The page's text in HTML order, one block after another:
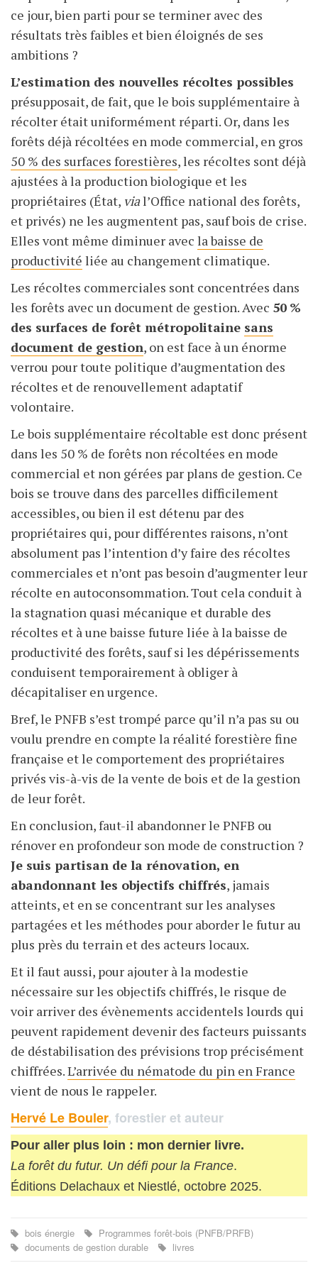
ce jour, bien parti pour se terminer avec des
résultats très faibles et bien éloignés de ses
ambitions ?
L’estimation des nouvelles récoltes possibles
présupposait, de fait, que le bois supplémentaire à
récolter était uniformément réparti. Or, dans les
forêts déjà récoltées en mode commercial, en gros
50 % des surfaces forestières, les récoltes sont déjà
ajustées à la production biologique et les
propriétaires (État, vial’Office national des forêts,
et privés) ne les augmentent pas, sauf bois de crise.
Elles vont même diminuer avec la baisse de
productivité liée au changement climatique.
Les récoltes commerciales sont concentrées dans
les forêts avec un document de gestion. Avec 50 %
des surfaces de forêt métropolitaine sans
document de gestion, on est face à un énorme
verrou pour toute politique d’augmentation des
récoltes et de renouvellement adaptatif
volontaire.
Le bois supplémentaire récoltable est donc présent
dans les 50 % de forêts non récoltées en mode
commercial et non gérées par plans de gestion. Ce
bois se trouve dans des parcelles difficilement
accessibles, ou bien il est détenu par des
propriétaires qui, pour différentes raisons, n’ont
absolument pas l’intention d’y faire des récoltes
commerciales et n’ont pas besoin d’augmenter leur
récolte en autoconsommation. Tout cela conduit à
la stagnation quasi mécanique et durable des
récoltes et à une baisse future liée à la baisse de
productivité des forêts, sauf si les dépérissements
conduisent temporairement à obliger à
décapitaliser en urgence.
Bref, le PNFB s’est trompé parce qu’il n’a pas su ou
voulu prendre en compte la réalité forestière fine
française et le comportement des propriétaires
privés vis-à-vis de la vente de bois et de la gestion
de leur forêt.
En conclusion, faut-il abandonner le PNFB ou
rénover en profondeur son mode de construction ?
Je suis partisan de la rénovation, en
abandonnant les objectifs chiffrés, jamais
atteints, et en se concentrant sur les analyses
partagées et les méthodes pour aborder le futur au
plus près du terrain et des acteurs locaux.
Et il faut aussi, pour ajouter à la modestie
nécessaire sur les objectifs chiffrés, le risque de
voir arriver des évènements accidentels lourds qui
peuvent rapidement devenir des facteurs puissants
de déstabilisation des prévisions trop précisément
chiffrées.L’arrivée du nématode du pin en France
vient de nous le rappeler.
Hervé Le Bouler, forestier et auteur
Pour aller plus loin : mon dernier livre.
La forêt du futur. Un défi pour la France.
Éditions Delachaux et Niestlé, octobre 2025.
bois énergie
Programmes forêt-bois (PNFB/PRFB)
documents de gestion durable
livres